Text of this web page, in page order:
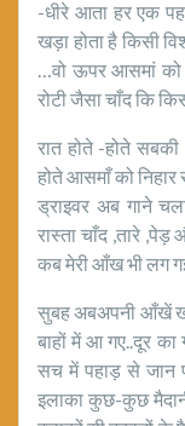
-धीरे आता हर एक
खड़ा होता है किसी
…वो ऊपर आसमां
रोटी जैसा चाँद कि
रात होते -होते
होते आसमाँ को निहार
ड्राइवर अब गाने
रास्ता चाँद ,तारे
कब मेरी आँख भी लग
सुबह अबअपनी आँखें
बाहों में आ गए..दूर
सच में पहाड़ से जान
इलाका कुछ-कुछ